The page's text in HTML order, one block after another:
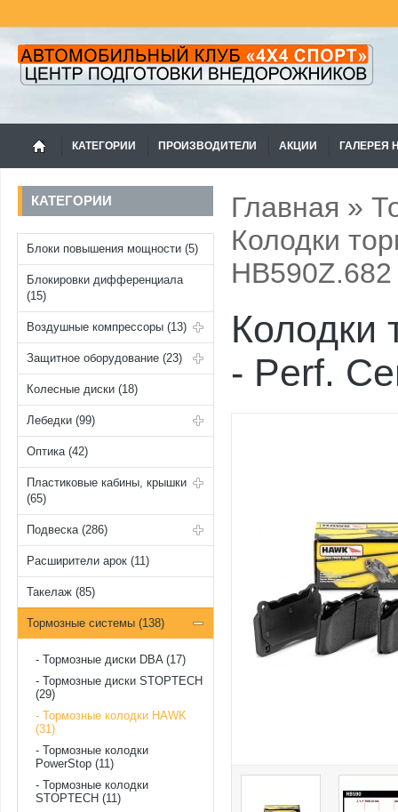
КАТЕГОРИИ ПРОИЗВОДИТЕЛИ АКЦИИ ГАЛЕРЕЯ
КАТЕГОРИИ
Блоки повышения мощности (5)
Блокировки дифференциала
(15)
Воздушные компрессоры (13)
Защитное оборудование (23)
Колесные диски (18)
Лебедки (99)
Оптика (42)
Пластиковые кабины, крышки
(65)
Подвеска (286)
Расширители арок (11)
Такелаж (85)
Тормозные системы (138)
Тормозные диски DBA (17)
Тормозные диски STOPTECH
(29)
Тормозные колодки HAWK
(31)
Тормозные колодки
PowerStop (11)
Тормозные колодки
STOPTECH (11)
Главная »
Колодки
HB590Z.682
Колодки
- Perf.